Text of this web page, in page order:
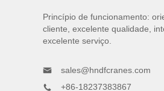
Princípio de funcionamento:
cliente, excelente qualidade,
excelente serviço.
sales@hndfcranes.com
+86-18237383867